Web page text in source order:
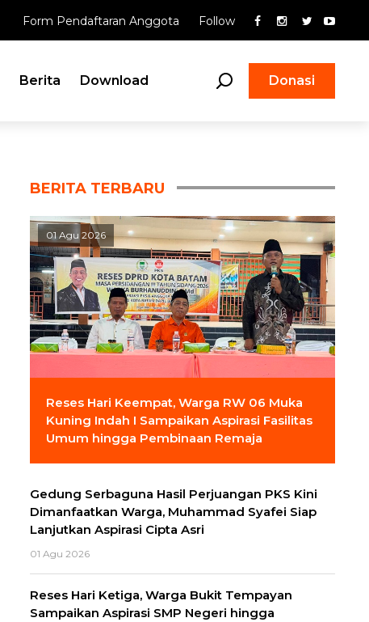
Form Pendaftaran Anggota Follow
Berita Download Donasi
BERITA TERBARU
Reses Hari Keempat, Warga RW 06 Muka
Kuning Indah I Sampaikan Aspirasi Fasilitas
Umum hingga Pembinaan Remaja
01 Agu 2026
Gedung Serbaguna Hasil Perjuangan PKS Kini
Dimanfaatkan Warga, Muhammad Syafei Siap
Lanjutkan Aspirasi Cipta Asri
01 Agu 2026
Reses Hari Ketiga, Warga Bukit Tempayan
Sampaikan Aspirasi SMP Negeri hingga